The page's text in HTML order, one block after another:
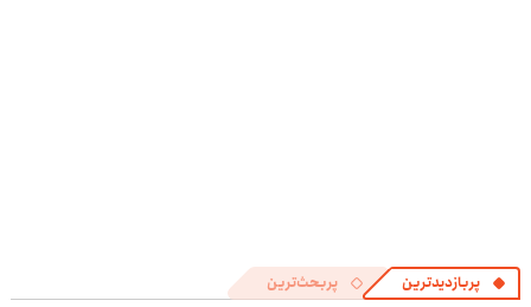
پربازدیدترین پربحث‌ترین